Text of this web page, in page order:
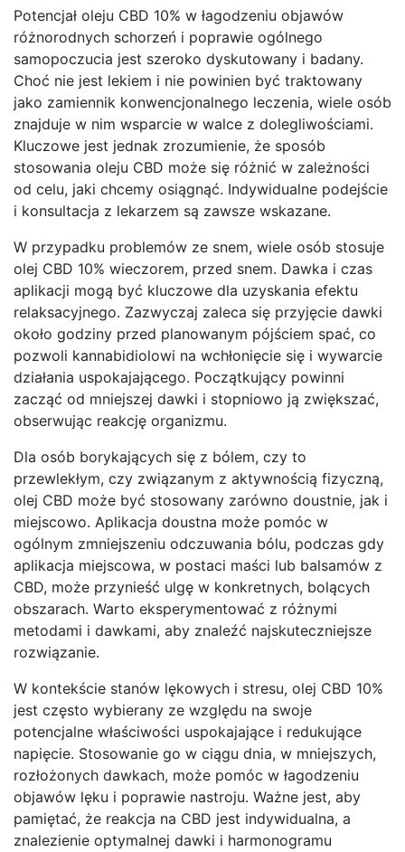
Potencjał oleju CBD 10% w łagodzeniu objawów
różnorodnych schorzeń i poprawie ogólnego
samopoczucia jest szeroko dyskutowany i badany.
Choć nie jest lekiem i nie powinien być traktowany
jako zamiennik konwencjonalnego leczenia, wiele osób
znajduje w nim wsparcie w walce z dolegliwościami.
Kluczowe jest jednak zrozumienie, że sposób
stosowania oleju CBD może się różnić w zależności
od celu, jaki chcemy osiągnąć. Indywidualne podejście
i konsultacja z lekarzem są zawsze wskazane.
W przypadku problemów ze snem, wiele osób stosuje
olej CBD 10% wieczorem, przed snem. Dawka i czas
aplikacji mogą być kluczowe dla uzyskania efektu
relaksacyjnego. Zazwyczaj zaleca się przyjęcie dawki
około godziny przed planowanym pójściem spać, co
pozwoli kannabidiolowi na wchłonięcie się i wywarcie
działania uspokajającego. Początkujący powinni
zacząć od mniejszej dawki i stopniowo ją zwiększać,
obserwując reakcję organizmu.
Dla osób borykających się z bólem, czy to
przewlekłym, czy związanym z aktywnością fizyczną,
olej CBD może być stosowany zarówno doustnie, jak i
miejscowo. Aplikacja doustna może pomóc w
ogólnym zmniejszeniu odczuwania bólu, podczas gdy
aplikacja miejscowa, w postaci maści lub balsamów z
CBD, może przynieść ulgę w konkretnych, bolących
obszarach. Warto eksperymentować z różnymi
metodami i dawkami, aby znaleźć najskuteczniejsze
rozwiązanie.
W kontekście stanów lękowych i stresu, olej CBD 10%
jest często wybierany ze względu na swoje
potencjalne właściwości uspokajające i redukujące
napięcie. Stosowanie go w ciągu dnia, w mniejszych,
rozłożonych dawkach, może pomóc w łagodzeniu
objawów lęku i poprawie nastroju. Ważne jest, aby
pamiętać, że reakcja na CBD jest indywidualna, a
znalezienie optymalnej dawki i harmonogramu